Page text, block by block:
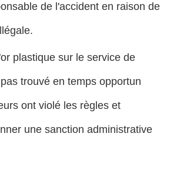
de l'accident en raison de
plastique sur le service de
trouvé en temps opportun
ont violé les règles et
une sanction administrative